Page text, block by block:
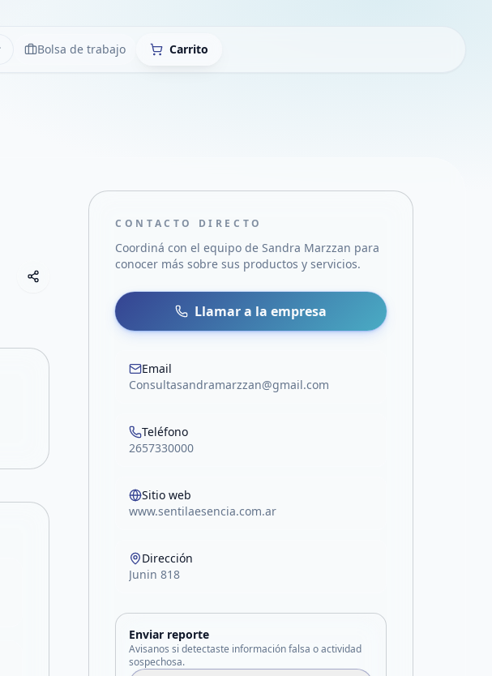
Bolsa de trabajo Carrito
Compartir empresa
Compartir por WhatsApp
Compartir por mail
Compartir en Facebook
CONTACTO DIRECTO
Coordiná con el equipo deSandra Marzzan para
conocer más sobre sus productos y servicios.
Llamar a la empresa
Email
Consultasandramarzzan@gmail.com
Teléfono
2657330000
Sitio web
www.sentilaesencia.com.ar
Dirección
Junin 818
Enviar reporte
Avisanos si detectaste información falsa o actividad
sospechosa.